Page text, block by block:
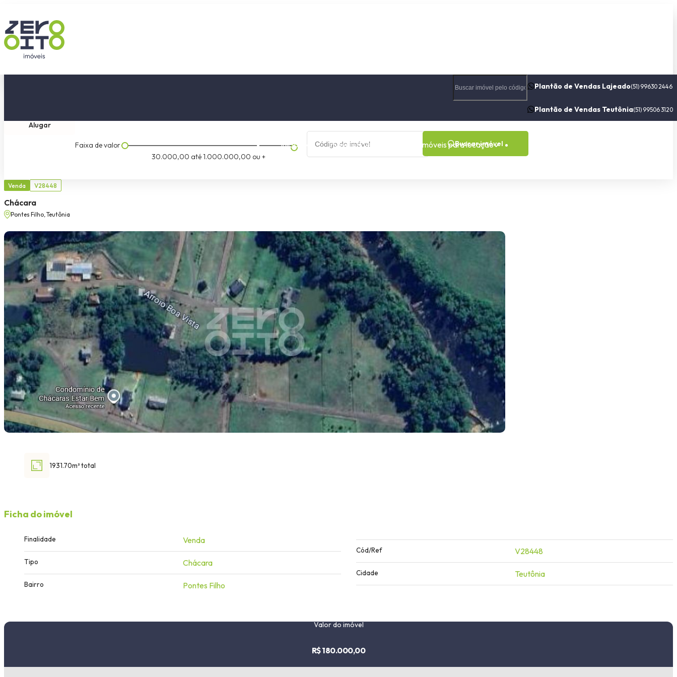
Plantão de Vendas Lajeado(51) 99630 2446
Plantão de Vendas Teutônia(51) 99506 3120
Início Imóveis a Venda Imóveis para locação
Alugar
Faixa de valor
30.000,00 até1.000.000,00 ou +
Buscar imóvel
Venda V28448
Chácara
Pontes Filho, Teutônia
1931.70m² total
Ficha do imóvel
Finalidade Venda
Tipo Chácara
Bairro Pontes Filho
Cód/Ref V28448
Cidade Teutônia
Valor do imóvel
R$ 180.000,00